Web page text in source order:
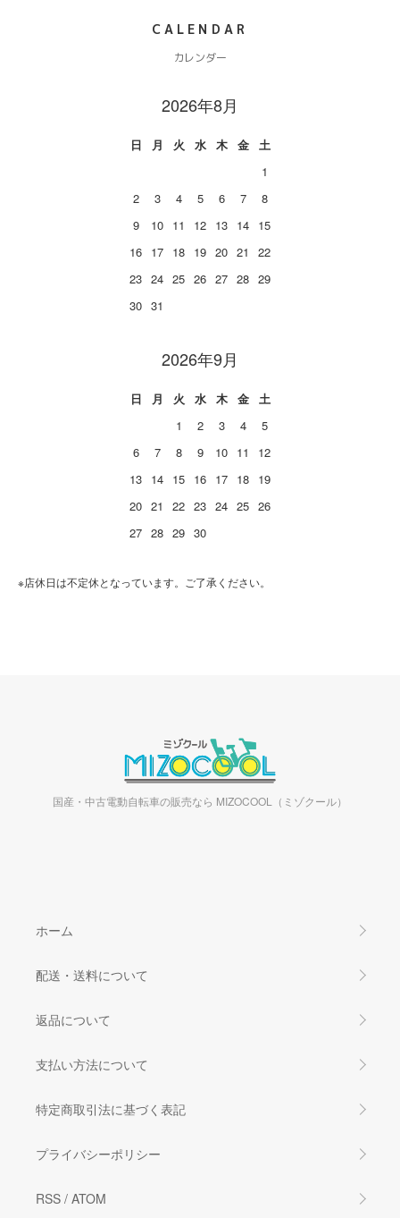
CALENDAR
カレンダー
2026年8月
日 月 火 水 木 金
土
1
2
3 4 5 6 7
8
9
10 11 12 13 14 15
16 17 18 19 20 21
22
23 24 25 26 27 28 29
30 31
2026年9月
日 月 火 水 木 金
土
1
2 3 4
5
6
7 8 9 10 11
12
13 14 15 16 17 18 19
20 21 22 23 24 25 26
27 28 29 30
※店休日は不定休となっています。ご了承ください。
国産・中古電動自転車の販売なら MIZOCOOL（ミゾクール）
ホーム
配送・送料について
返品について
支払い方法について
特定商取引法に基づく表記
プライバシーポリシー
RSS / ATOM